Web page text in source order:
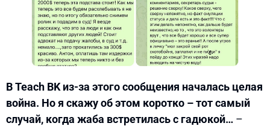
В Teach BK из-за этого сообщения началась целая
война. Но я скажу об этом коротко – тот самый
случай, когда жаба встретилась с гадюкой… –